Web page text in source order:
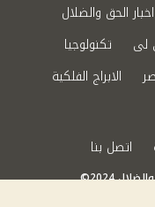
اخبار الحق والضلال
لى
تكنولوجيا
الابراج الفلكية
اتصل بنا